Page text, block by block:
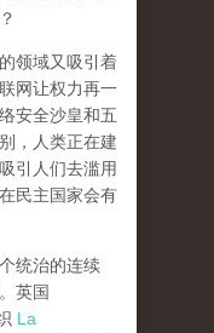
领域又吸引着
网让权力再一
安全沙皇和五
，人类正在建
引人们去滥用
民主国家会有
统治的连续
英国
La